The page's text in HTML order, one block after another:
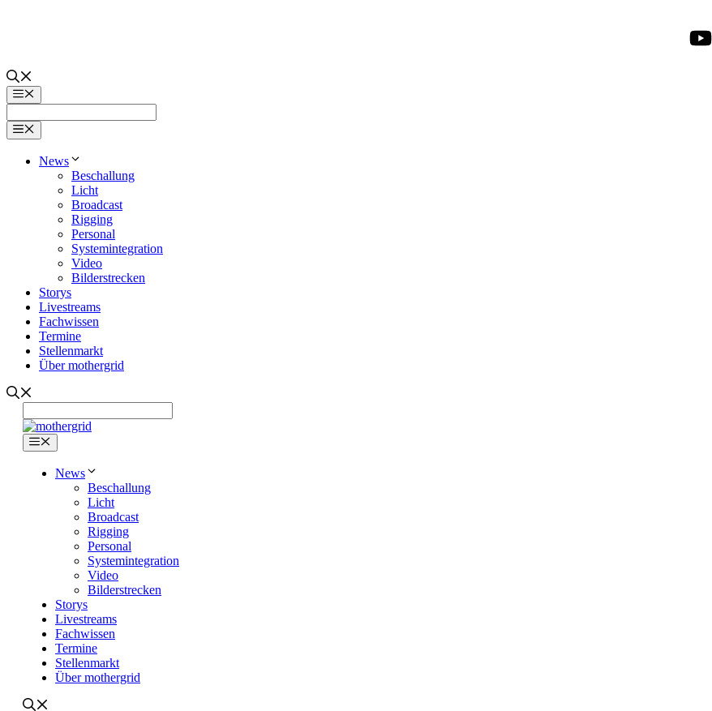
Menü
Menü
News
Beschallung
Licht
Broadcast
Rigging
Personal
Systemintegration
Video
Bilderstrecken
Storys
Livestreams
Fachwissen
Termine
Stellenmarkt
Über mothergrid
Menü
News
Beschallung
Licht
Broadcast
Rigging
Personal
Systemintegration
Video
Bilderstrecken
Storys
Livestreams
Fachwissen
Termine
Stellenmarkt
Über mothergrid